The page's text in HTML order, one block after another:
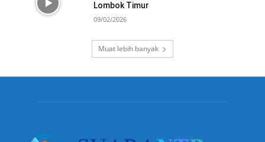
Lombok Timur
09/02/2026
Muat lebih banyak